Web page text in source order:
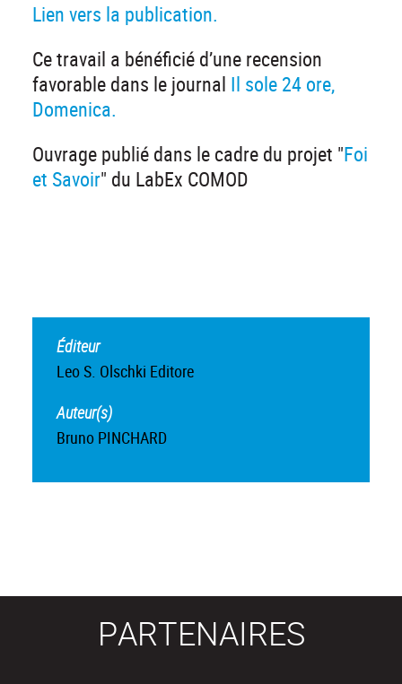
Lien vers la publication.
Ce travail a bénéficié d’une recension
favorable dans le journal Il sole 24 ore,
Domenica.
Ouvrage publié dans le cadre du projet "Foi
et Savoir" du LabEx COMOD
Éditeur
Leo S. Olschki Editore
Auteur(s)
Bruno PINCHARD
PARTENAIRES